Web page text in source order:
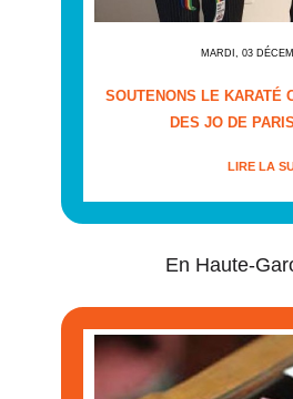
MARDI, 03
SOUTENONS LE KARATÉ
DES JO DE
LIRE LA
En Haute-